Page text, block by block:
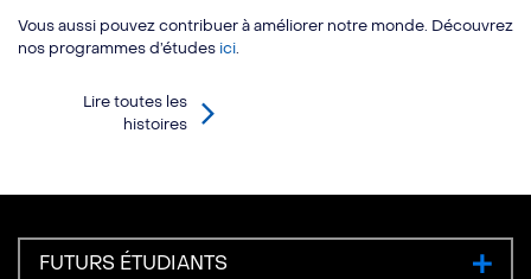
Vous aussi pouvez contribuer à améliorer notre monde. Découvrez
nos programmes d’études ici.
Lire toutes les
histoires
FUTURS ÉTUDIANTS